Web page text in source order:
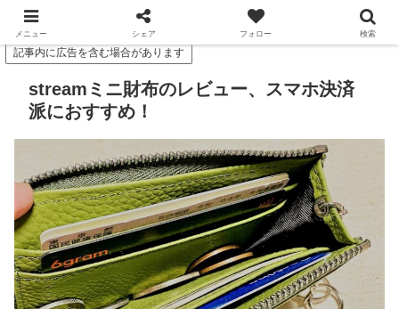
スマっ子のお得キャッシュレス
記事内に広告を含む場合があります
streamミニ財布のレビュー、スマホ決済
派におすすめ！
メニュー シェア フォロー 検索